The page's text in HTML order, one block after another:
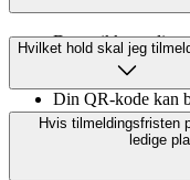
Det er ikke muligt
Din QR-kode kan
adgangssystem 1
ske senest 1 time
Vandkulturhusets
Hvilket hold skal jeg
Hvis tilmeldingsfristen
ledige